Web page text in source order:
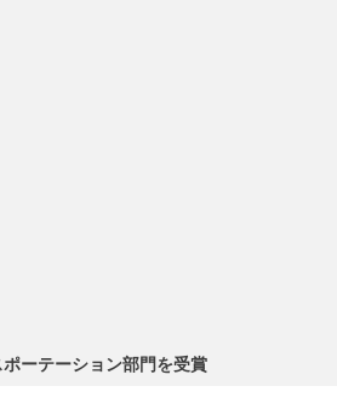
ーテーション部門を受賞